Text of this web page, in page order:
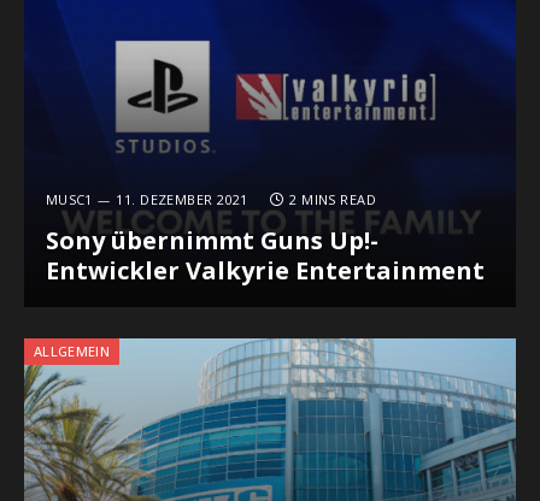
MUSC1 11. DEZEMBER 2021 2 MINS READ
Sony übernimmt Guns Up!-
Entwickler Valkyrie Entertainment
ALLGEMEIN